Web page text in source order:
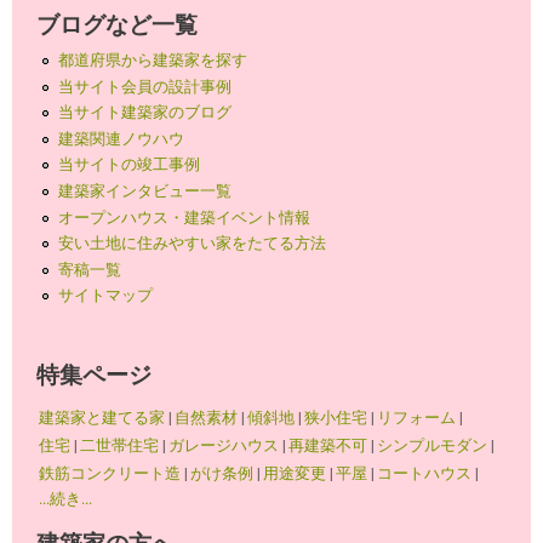
ブログなど一覧
都道府県から建築家を探す
当サイト会員の設計事例
当サイト建築家のブログ
建築関連ノウハウ
当サイトの竣工事例
建築家インタビュー一覧
オープンハウス・建築イベント情報
安い土地に住みやすい家をたてる方法
寄稿一覧
サイトマップ
特集ページ
建築家と建てる家 | 自然素材|傾斜地|狭小住宅| リフォーム |
住宅|二世帯住宅| ガレージハウス |再建築不可| シンプルモダン |
鉄筋コンクリート造 |がけ条例 | 用途変更 |平屋 | コートハウス |
...続き...